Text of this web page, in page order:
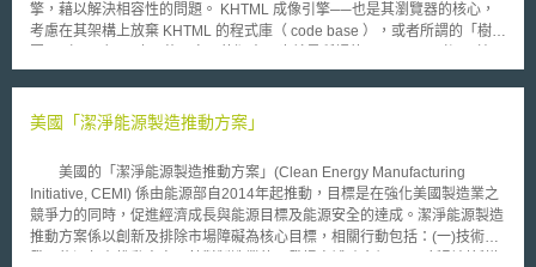
定主體間之連結線索」程度為判準，該案之資料收受者（本案中即為衛福
部）掌握還原資料與主體間連結之能力，與健保署去識別化標準不符。但法
推知該資料所屬主體，並有提到關於再識別之風險評估，然而應採行何種標
推動個資合理利用，行政院以推動開放資料為目標，104年7月重大政策推
政府機關及驗證機構開會討論，確定「個人資料去識別化」驗證標準規範，
並由財政部財政資訊中心率先進行去識別化驗證；並以我國與國際標準
(ISO)調和之國家標準CNS 29100及CNS 29191，同時採用作為個資去識別
化驗證標準。財政部財政資訊中心於104年11月完成導航案例，第二波示範
案例則由內政部及衛生福利部（105年12月通過）接續辦理。 經濟部標
擎，藉以解決相容性的問題。 KHTML 成像引擎──也是其瀏覽器的核心，
考慮在其架構上放棄 KHTML 的程式庫（ code base ），或者所謂的「樹狀
心）。 KHTML 原本是為了要在 KDE （ K Desktop Environment ）上執行
唯一以開放原始碼為基礎的軟體，其麥金塔（ Macintosh ）作業系統就是以
制，而開放原始碼社群以不受限制為傲。蘋果自己內部有些問題搞不定，以
致銜接不上 KDE 開發 KHTML 的模式，導致 KHTML 與 Safari 逐漸產生分
歧，後來情況則越來越嚴重。
美國「潔淨能源製造推動方案」
美國的「潔淨能源製造推動方案」(Clean Energy Manufacturing
Initiative, CEMI) 係由能源部自2014年起推動，目標是在強化美國製造業之
競爭力的同時，促進經濟成長與能源目標及能源安全的達成。潔淨能源製造
推動方案係以創新及排除市場障礙為核心目標，相關行動包括：(一)技術研